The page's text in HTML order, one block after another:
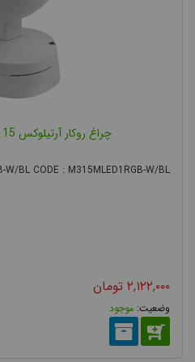
انواع پروژکتور از نظر نوع نصب
پروژکتور ها قابل نصب بر روی پایه
بصورت افقی زیر بیلبورد ها و نصب
چراغ روکار آرتیلوکس 15 وات RGB مازی نور
W/BL CODE : M315MLED1RGB-W/BL
۲,۱۲۲,۰۰۰ تومان
موجود